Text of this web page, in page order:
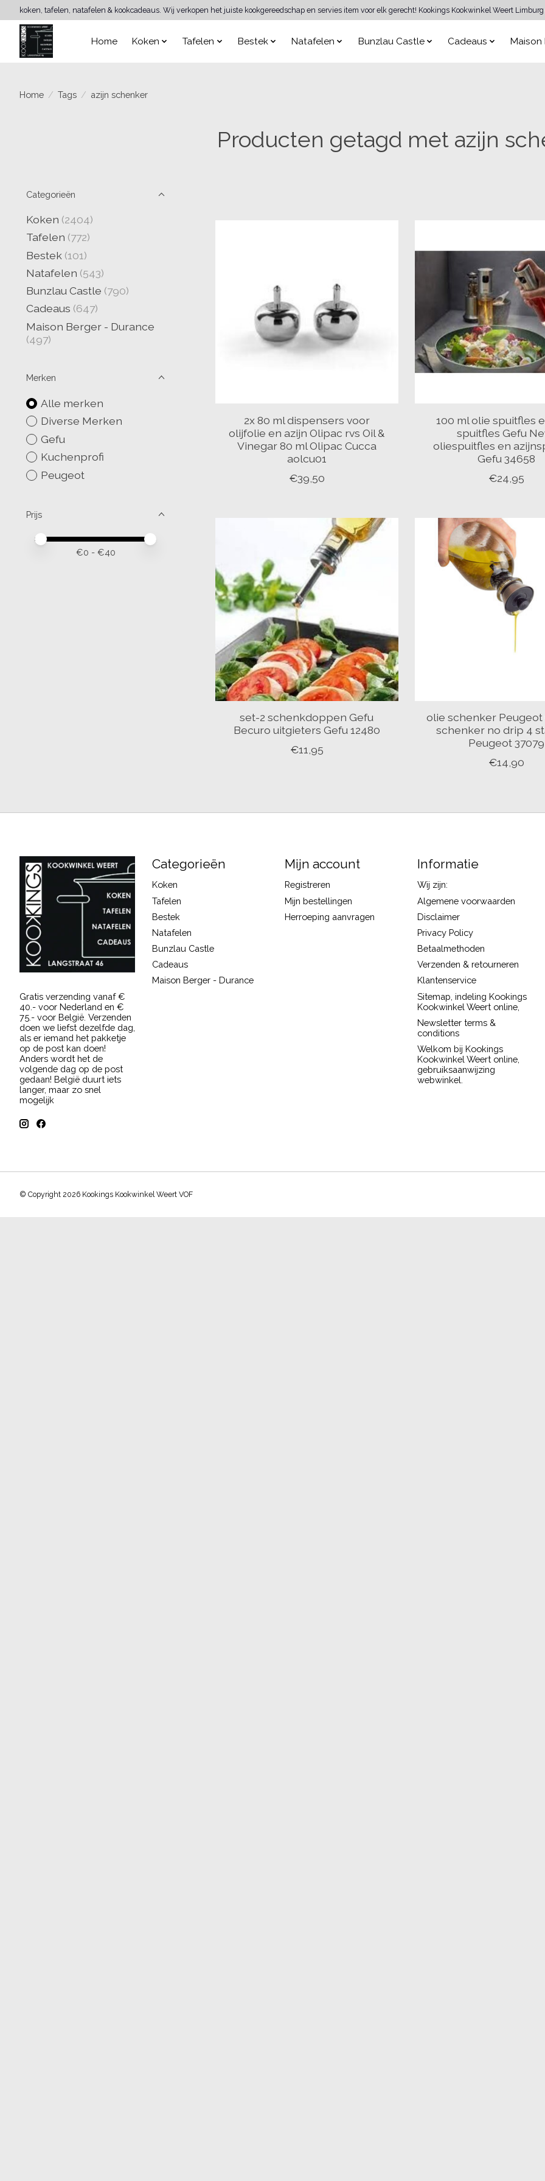
koken, tafelen, natafelen & kookcadeaus. Wij verkopen het juiste kookgereedschap en servies item voor elk gerecht! Kookings Kookwinkel Weert
Home Koken Tafelen Bestek Natafelen Bunzlau Castle Cadeaus Maison
Home / Tags / azijn schenker
Producten getagd met azijn
Categorieën
Koken (2404)
Tafelen (772)
Bestek (101)
Natafelen (543)
Bunzlau Castle (790)
Cadeaus (647)
Maison Berger - Durance
(497)
Merken
Alle merken
Diverse Merken
Gefu
Kuchenprofi
Peugeot
Prijs
Minimale prijswaarde
Price maximum value
€0 - €40
2x 80 ml dispensers voor
olijfolie en azijn Olipac rvs Oil &
Vinegar 80 ml Olipac Cucca
aolcu01
€39,50
100 ml olie spuitfles
spuitfles Gefu
oliespuitfles en
Gefu 34658
€24,95
set-2 schenkdoppen Gefu
Becuro uitgieters Gefu 12480
€11,95
olie schenker Peugeot
schenker no drip 4
Peugeot 37079
€14,90
Gratis verzending vanaf €
40.- voor Nederland en €
75.- voor België. Verzenden
doen we liefst dezelfde dag,
als er iemand het pakketje
op de post kan doen!
Anders wordt het de
volgende dag op de post
gedaan! België duurt iets
langer, maar zo snel
mogelijk
Categorieën
Koken
Tafelen
Bestek
Natafelen
Bunzlau Castle
Cadeaus
Maison Berger - Durance
Mijn account
Registreren
Mijn bestellingen
Herroeping aanvragen
Informatie
Wij zijn:
Algemene voorwaarden
Disclaimer
Privacy Policy
Betaalmethoden
Verzenden & retourneren
Klantenservice
Sitemap, indeling Kookings
Kookwinkel Weert online,
Newsletter terms &
conditions
Welkom bij Kookings
Kookwinkel Weert online,
gebruiksaanwijzing
webwinkel.
© Copyright 2026 Kookings Kookwinkel Weert VOF